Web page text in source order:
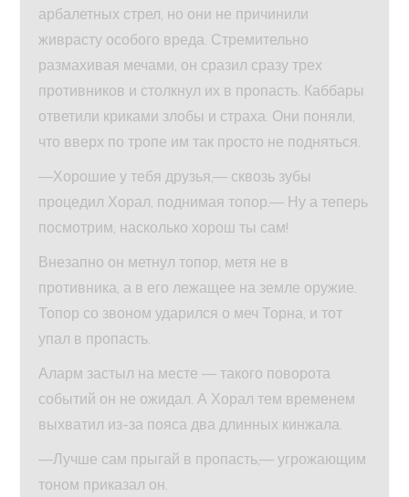
арбалетных стрел, но они не причинили
живрасту особого вреда. Стремительно
размахивая мечами, он сразил сразу трех
противников и столкнул их в пропасть. Каббары
ответили криками злобы и страха. Они поняли,
что вверх по тропе им так просто не подняться.
—Хорошие у тебя друзья,— сквозь зубы
процедил Хорал, поднимая топор.— Ну а теперь
посмотрим, насколько хорош ты сам!
Внезапно он метнул топор, метя не в
противника, а в его лежащее на земле оружие.
Топор со звоном ударился о меч Торна, и тот
упал в пропасть.
Аларм застыл на месте — такого поворота
событий он не ожидал. А Хорал тем временем
выхватил из-за пояса два длинных кинжала.
—Лучше сам прыгай в пропасть,— угрожающим
тоном приказал он.